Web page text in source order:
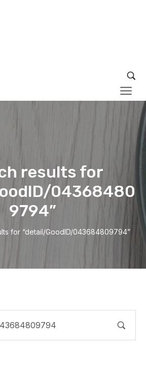
results for
04368480
9794”
for “detail/GoodID/043684809794”